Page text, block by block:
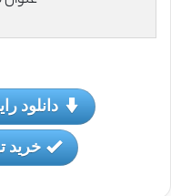
دانلود
خرید